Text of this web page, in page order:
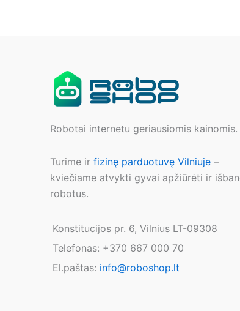
Robotai internetu geriausiomis kainomis.
Turime ir fizinę parduotuvę Vilniuje –
kviečiame atvykti gyvai apžiūrėti ir
robotus.
Konstitucijos pr. 6, Vilnius LT-09308
Telefonas: +370 667 000 70
El.paštas: info@roboshop.lt